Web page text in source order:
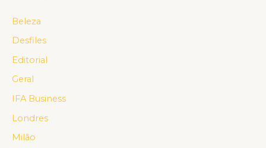
Beleza
Desfiles
Editorial
Geral
IFA Business
Londres
Milão